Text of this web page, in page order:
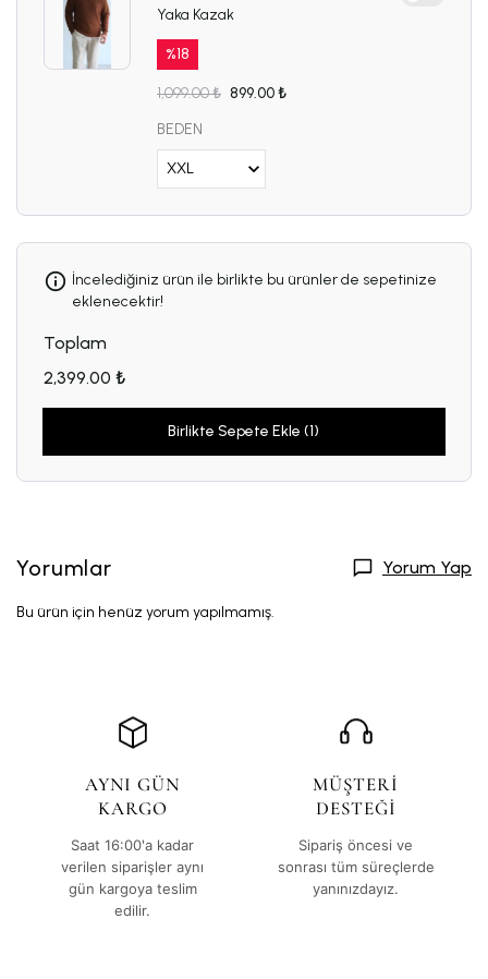
Yaka Kazak
%18
1,099.00 ₺ 899.00 ₺
BEDEN
İncelediğiniz ürün ile birlikte bu ürünler de sepetinize
eklenecektir!
Toplam
2,399.00 ₺
Birlikte Sepete Ekle (1)
Yorumlar Yorum Yap
Bu ürün için henüz yorum yapılmamış.
AYNI GÜN
KARGO
Saat 16:00'a kadar
verilen siparişler aynı
gün kargoya teslim
edilir.
MÜŞTERİ
DESTEĞİ
Sipariş öncesi ve
sonrası tüm süreçlerde
yanınızdayız.